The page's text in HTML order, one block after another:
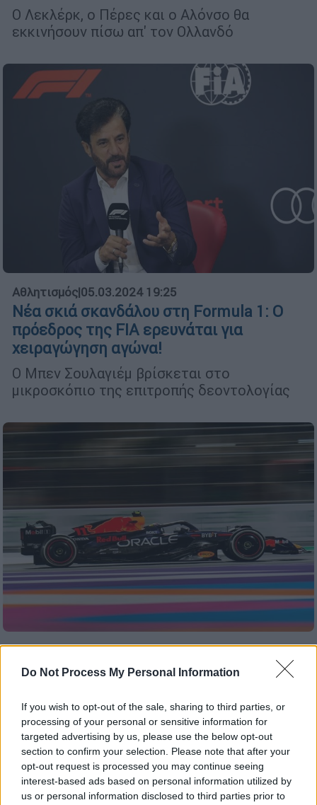
Do Not Process My Personal Information
If you wish to opt-out of the sale, sharing to third parties, or
processing of your personal or sensitive information for
targeted advertising by us, please use the below opt-out
section to confirm your selection. Please note that after your
opt-out request is processed you may continue seeing
interest-based ads based on personal information utilized by
us or personal information disclosed to third parties prior to
Ο Λεκλέρκ, ο Πέρες και ο Αλόνσο θα
εκκινήσουν πίσω απ' τον Ολλανδό
Αθλητισμός|05.03.2024 19:25
Νέα σκιά σκανδάλου στη Formula 1: Ο
πρόεδρος της FIA ερευνάται για
χειραγώγηση αγώνα!
Ο Μπεν Σουλαγιέμ βρίσκεται στο
μικροσκόπιο της επιτροπής δεοντολογίας
Αθλητισμός|19.03.2023 20:40
Formula 1: Θρίαμβος Πέρες στη
Φερστάπεν, 3ος ο Αλόνσο μετά από...
θρίλερ
Ο Σέρχιο Πέρες πανηγύρισε την πέμπτη νίκη
στην καριέρα του